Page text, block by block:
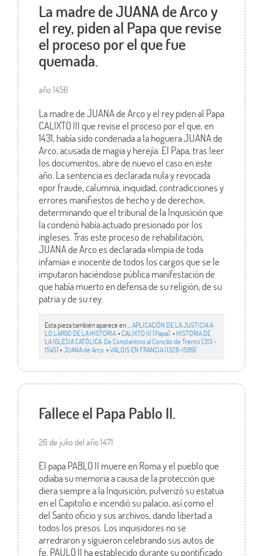
La madre de JUANA de Arco y
el rey, piden al Papa que revise
el proceso por el que fue
quemada.
año 1456
La madre de JUANA de Arco y el rey piden al Papa
CALIXTO III que revise el proceso por el que, en
1431, había sido condenada a la hoguera JUANA de
Arco, acusada de magia y herejía. El Papa, tras leer
los documentos, abre de nuevo el caso en este
año. La sentencia es declarada nula y revocada
«por fraude, calumnia, iniquidad, contradicciones y
errores manifiestos de hecho y de derecho»,
determinando que el tribunal de la Inquisición que
la condenó había actuado presionado por los
ingleses. Tras este proceso de rehabilitación,
JUANA de Arco es declarada «limpia de toda
infamia» e inocente de todos los cargos que se le
imputaron haciéndose pública manifestación de
que había muerto en defensa de su religión, de su
patria y de su rey.
Esta pieza también aparece en ... APLICACIÓN DE LA JUSTICIA A
LO LARGO DE LA HISTORIA •CALIXTO III (Papa) • HISTORIA DE
LA IGLESIA CATÓLICA. De Constantino al Concilio de Trento (313 -
1545)•JUANA de Arco •VALOIS EN FRANCIA (1328-1589)
Fallece el Papa Pablo II.
26 de julio del año 1471
El papa PABLO II muere en Roma y el pueblo que
odiaba su memoria a causa de la protección que
diera siempre a la Inquisición, pulverizó su estatua
en el Capitolio e incendió su palacio, así como el
del Santo oficio y sus archivos, dando libertad a
todos los presos. Los inquisidores no se
arredraron y siguieron celebrando sus autos de
fe. PAULO II ha establecido durante su pontificado